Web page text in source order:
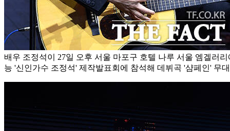
배우 조정석이 27일 오후 서울 마포구 호텔 나루 서울 엠겔러
능 '신인가수 조정석' 제작발표회에 참석해 데뷔곡 '샴페인' 무